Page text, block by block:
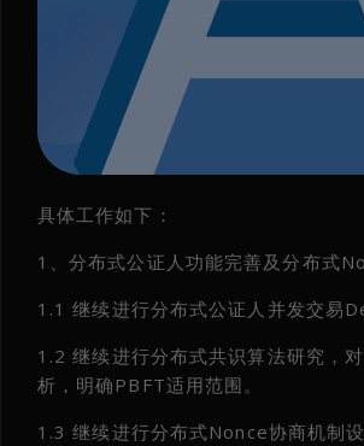
具体工作如下：
1、分布式公证人功能完善及分布式
1.1 继续进行分布式公证人并发交易
1.2 继续进行分布式共识算法研究，
析，明确PBFT适用范围。
1.3 继续进行分布式Nonce协商机制